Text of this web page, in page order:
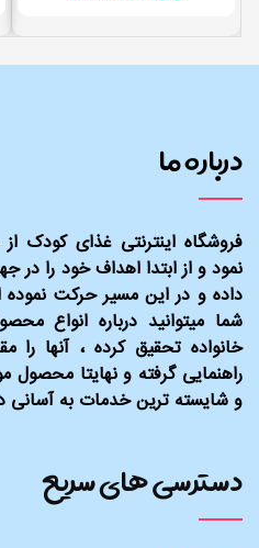
دسترسی های سریع
درباره ما
نمود و از ابتدا اهداف خود را
داده و در این مسیر حرکت
شما میتوانید درباره انواع
خانواده تحقیق کرده ، آنها را
راهنمایی گرفته و نهایتا محصول
و شایسته ترین خدمات به آسانی